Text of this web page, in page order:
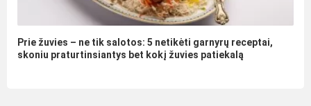
Prie žuvies – ne tik salotos: 5 netikėti garnyrų receptai,
skoniu praturtinsiantys bet kokį žuvies patiekalą